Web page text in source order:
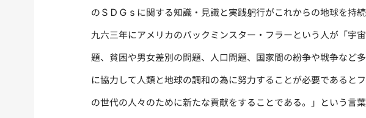
のＳＤＧｓに関する知識・見識と実践躬行がこれからの地球を持
九六三年にアメリカのバックミンスター・フラーという人が「宇
題、貧困や男女差別の問題、人口問題、国家間の紛争や戦争など
に協力して人類と地球の調和の為に努力することが必要であると
の世代の人々のために新たな貢献をすることである。」という言